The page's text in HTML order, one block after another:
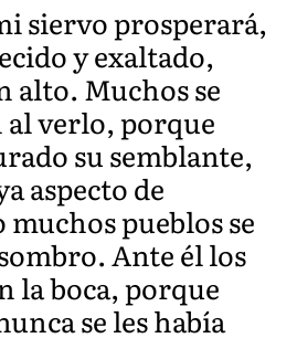
siervo prosperará,
y exaltado,
alto. Muchos se
verlo, porque
su semblante,
aspecto de
pueblos se
Ante él los
la boca, porque
se les había